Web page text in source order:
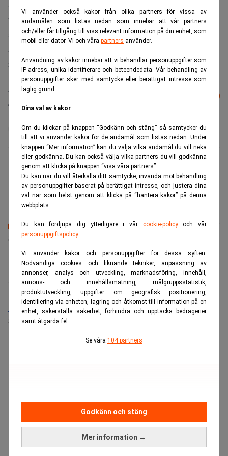
Vi använder också kakor från olika partners för vissa av
ändamålen som listas nedan som innebär att vår partners
och/eller får tillgång till viss relevant information på din enhet, som
mobil eller dator. Vi och våra partners använder.
Användning av kakor innebär att vi behandlar personuppgifter som
IP-adress, unika identifierare och beteendedata. Vår behandling av
personuppgifter sker med samtycke eller berättigat intresse som
laglig grund.
Dina val av kakor
Om du klickar på knappen “Godkänn och stäng” så samtycker du
till att vi använder kakor för de ändamål som listas nedan. Under
knappen “Mer information” kan du välja vilka ändamål du vill neka
eller godkänna. Du kan också välja vilka partners du vill godkänna
genom att klicka på knappen “visa våra partners”.
Du kan när du vill återkalla ditt samtycke, invända mot behandling
av personuppgifter baserat på berättigat intresse, och justera dina
val när som helst genom att klicka på “hantera kakor” på denna
webbplats.
Du kan fördjupa dig ytterligare i vår cookie-policyoch vår
personuppgiftspolicy.
Vi använder kakor och personuppgifter för dessa syften:
Nödvändiga cookies och liknande tekniker, anpassning av
annonser, analys och utveckling, marknadsföring, innehåll,
annons- och innehållsmätning, målgruppsstatistik,
produktutveckling, uppgifter om geografisk positionering,
identifiering via enheten, lagring och åtkomst till information på en
enhet, säkerställa säkerhet, förhindra och upptäcka bedrägerier
samt åtgärda fel.
Se våra 104 partners
Mer information →
Godkänn och stäng
taxitjänster är överetablerad. Kina väntas presentera BNP-
siffrorna för det andra kvartalet nästa vecka.
Läs mer:
rejält. Realtid
Läs mer från Realtid - vårt nyhetsbrev
är kostnadsfritt:
Arbetsmarknad Jobb Kina
Johannes Stenlund
Journalist med fokus på ekonomi och
näringslivsfrågor.
Senaste lediga jobben
Bolagsjurist till Eltel AB
Placering:Bromma, Stockholm
Sista ansökningsdag: 21/08/2026
Medarbetare inom Intern styrning och kontroll till Alecta
Sista ansökningsdag: